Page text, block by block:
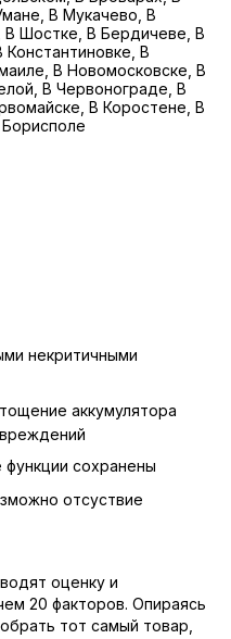
В Мукачево, В
В Шостке, В Бердичеве, В
В
В Новомосковске, В
В Червонограде, В
В Коростене, В
некритичными
аккумулятора
сохранены
отсуствие
оценку и
20 факторов. Опираясь
тот самый товар,